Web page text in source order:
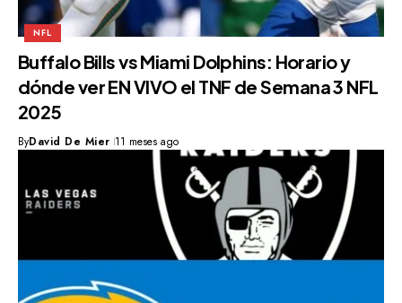
NFL
Buffalo Bills vs Miami Dolphins: Horario y
dónde ver EN VIVO el TNF de Semana 3 NFL
2025
ByDavid De Mier 11 meses ago